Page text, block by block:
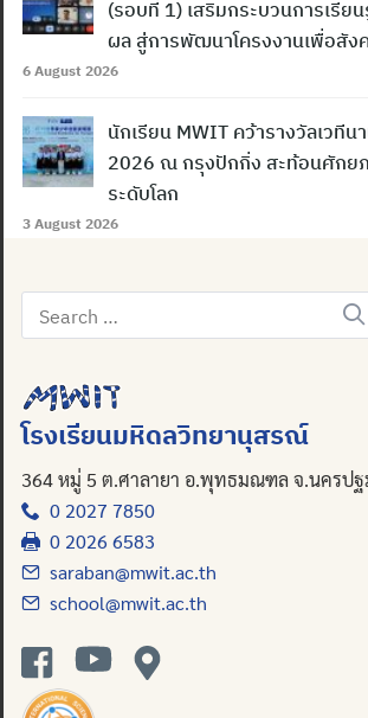
(รอบที่ 1) เสริมกระบวนการเรีย
ผล สู่การพัฒนาโครงงานเพื่อสัง
6 August 2026
นักเรียน MWIT คว้ารางวัลเวทีน
2026 ณ กรุงปักกิ่ง สะท้อนศักย
ระดับโลก
3 August 2026
Search
for:
โรงเรียนมหิดลวิทยานุสรณ์
364 หมู่ 5 ต.ศาลายา อ.พุทธมณฑล จ.นครป
0 2027 7850
0 2026 6583
saraban@mwit.ac.th
school@mwit.ac.th